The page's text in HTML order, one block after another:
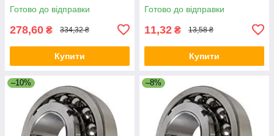
Готово до відправки
278,60 ₴ 334,32 ₴
Купити
Готово до відправки
11,32 ₴ 13,58 ₴
Купити
–10% –8%